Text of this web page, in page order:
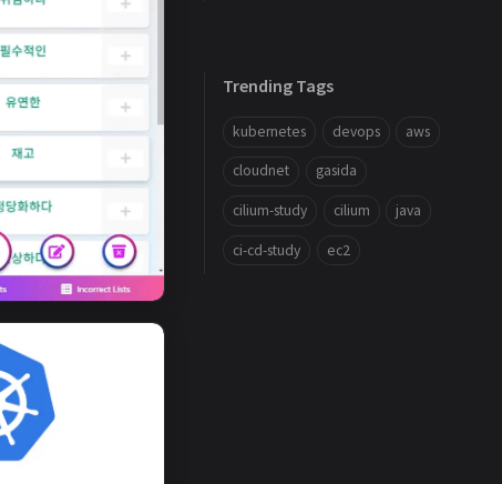
Trending Tags
kubernetes devops aws
cloudnet gasida
cilium-study cilium java
ci-cd-study ec2